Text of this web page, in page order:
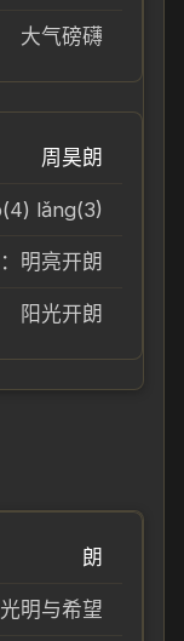
大气磅礴
周昊朗
lǎng(3)
明亮开朗
阳光开朗
朗
明与希望